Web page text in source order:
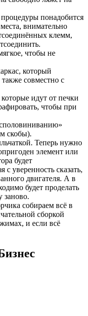
процедуры понадобится
внимательно
клемм,
чтобы не
который
совместно с
идут от печки
чтобы при
скобы).
Теперь нужно
элемент или
будет
с уверенность сказать,
двигателя. А в
будет проделать
заново.
собираем всё в
сборкой
и если всё